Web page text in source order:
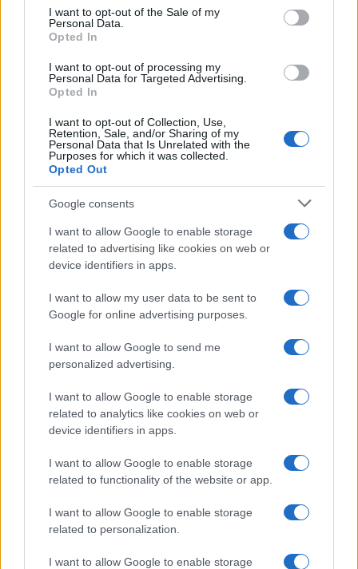
services and may gather and store information including but
not limited to your visit or usage behaviour. You may click to
grant or deny consent to Google and its third-party tags to
consent section.
I want to opt-out of the Sale of my
Personal Data.
Opted In
I want to opt-out of processing my
Personal Data for Targeted Advertising.
Opted In
I want to opt-out of Collection, Use,
Retention, Sale, and/or Sharing of my
Personal Data that Is Unrelated with the
Purposes for which it was collected.
Opted Out
Google consents
I want to allow Google to enable storage
related to advertising like cookies on web or
device identifiers in apps.
I want to allow my user data to be sent to
Google for online advertising purposes.
I want to allow Google to send me
personalized advertising.
I want to allow Google to enable storage
related to analytics like cookies on web or
device identifiers in apps.
I want to allow Google to enable storage
related to functionality of the website or app.
I want to allow Google to enable storage
related to personalization.
I want to allow Google to enable storage
FRASI
Frasi celebri
Frasi da condividere
Poesie
Frasi dei film
Frasi film più lette
Incipit dei film
Film più cercati
Frasi sul cinema
SERVIZI
Mappa del sito
Cookie Policy
Frasi suddivise per tema
Indice degli autori
Aforismi .meglio.it è l'archivio web dedicato a frasi,